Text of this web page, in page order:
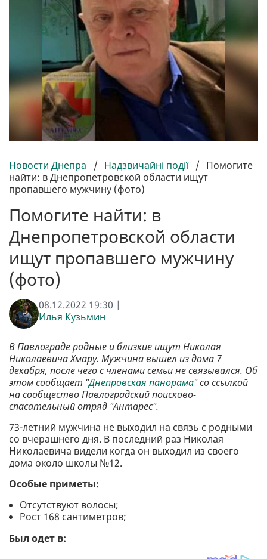
Новости Днепра / Надзвичайні події / Помогите
найти: в Днепропетровской области ищут
пропавшего мужчину (фото)
Помогите найти: в
Днепропетровской области
ищут пропавшего мужчину
(фото)
08.12.2022 19:30 |
Илья Кузьмин
В Павлограде родные и близкие ищут Николая
Николаевича Хмару. Мужчина вышел из дома 7
декабря, после чего с членами семьи не связывался. Об
этом сообщает "Днепровская панорама" со ссылкой
на сообщество Павлоградский поисково-
спасательный отряд "Антарес".
73-летний мужчина не выходил на связь с родными
со вчерашнего дня. В последний раз Николая
Николаевича видели когда он выходил из своего
дома около школы №12.
Особые приметы:
Отсутствуют волосы;
Рост 168 сантиметров;
Был одет в: